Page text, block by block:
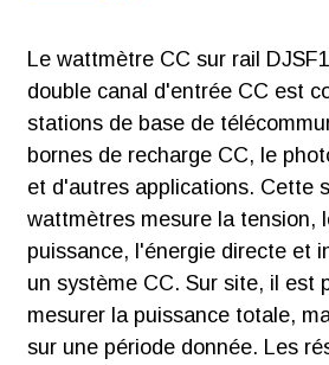
DJSF1352-
RN
Mesure : U, I, P
Sortie
± 12 V ;
communication
sortie d'impulsion
active
Le wattmètre CC sur rail
double canal d'entrée CC est
stations de base de
bornes de recharge CC, le
et d'autres applications. Cette
wattmètres mesure la tension,
puissance, l'énergie directe et
un système CC. Sur site, il est
mesurer la puissance totale,
sur une période donnée. Les
d'énergie
intelligent CC
Acrel
DJSF1352-RN,
rapport UL
E527278
Télécharger